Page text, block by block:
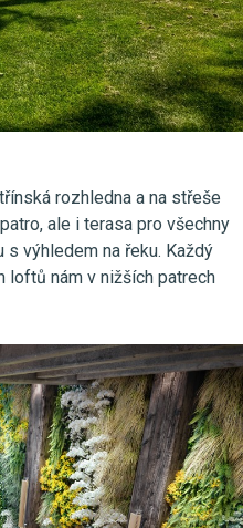
rozhledna a na střeše
ale i terasa pro všechny
s výhledem na řeku. Každý
loftů nám v nižších patrech